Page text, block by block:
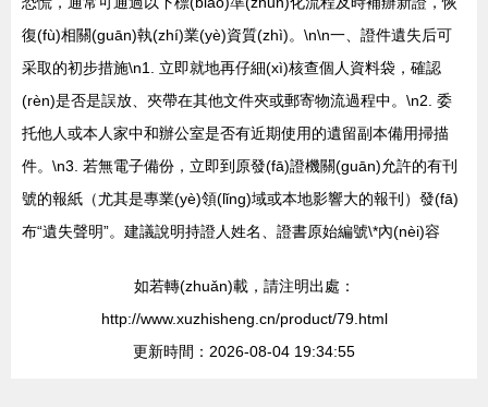
復(fù)相關(guān)執(zhí)業(yè)資質(zhì)。\n\n一、證件遺失后可
采取的初步措施\n1. 立即就地再仔細(xì)核查個人資料袋，確認
(rèn)是否是誤放、夾帶在其他文件夾或郵寄物流過程中。\n2. 委
托他人或本人家中和辦公室是否有近期使用的遺留副本備用掃描
件。\n3. 若無電子備份，立即到原發(fā)證機關(guān)允許的有刊
號的報紙（尤其是專業(yè)領(lǐng)域或本地影響大的報刊）發(fā)
布“遺失聲明”。建議說明持證人姓名、證書原始編號\*內(nèi)容
如若轉(zhuǎn)載，請注明出處：
http://www.xuzhisheng.cn/product/79.html
更新時間：2026-08-04 19:34:55